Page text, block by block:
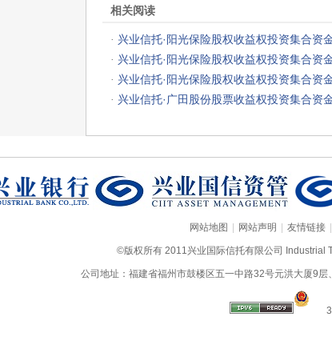
相关阅读
· 兴业信托·阳光保险股权收益权投资集合资
· 兴业信托·阳光保险股权收益权投资集合资
· 兴业信托·阳光保险股权收益权投资集合资
· 兴业信托·广田股份股票收益权投资集合资
网站地图 | 网站声明 | 友情链接 |
©版权所有 2011兴业国际信托有限公司 Industrial
公司地址：福建省福州市鼓楼区五一中路32号元洪大厦9